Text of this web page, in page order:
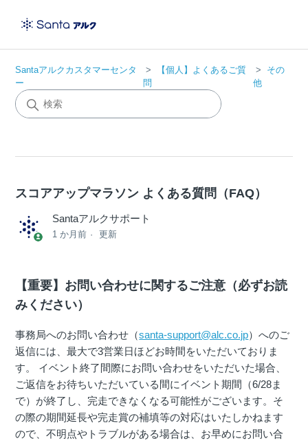
Santaアルクカスタマーセンタ
ー
【個人】よくあるご質
問
その
他
スコアアップマラソン よくある質問（FAQ）
Santaアルクサポート
1 か月前 更新
【重要】お問い合わせに関するご注意（必ずお読
みください）
事務局へのお問い合わせ（santa-support@alc.co.jp）へのご
返信には、最大で3営業日ほどお時間をいただいておりま
す。 イベント終了間際にお問い合わせをいただいた場合、
ご返信をお待ちいただいている間にイベント期間（6/28ま
で）が終了し、完走できなくなる可能性がございます。そ
の際の期間延長や完走賞の補填等の対応はいたしかねます
ので、不明点やトラブルがある場合は、お早めにお問い合